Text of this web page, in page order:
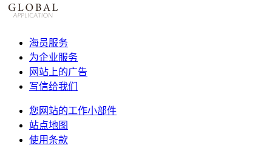
海员服务
为企业服务
网站上的广告
写信给我们
您网站的工作小部件
站点地图
使用条款